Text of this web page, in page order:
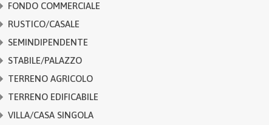
FONDO COMMERCIALE
RUSTICO/CASALE
SEMINDIPENDENTE
STABILE/PALAZZO
TERRENO AGRICOLO
TERRENO EDIFICABILE
VILLA/CASA SINGOLA